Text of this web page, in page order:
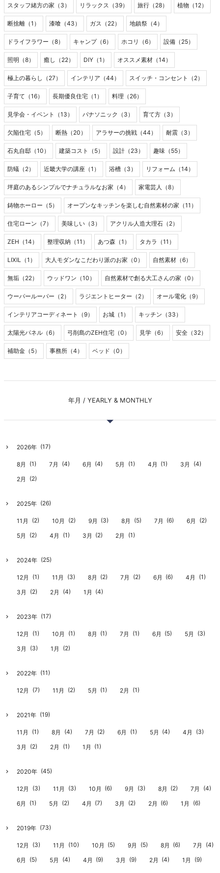
スタッフ緒方の家（3） リラックス（39） 旅行（28） 植物（12）
断捨離（1） 漆喰（43） ガス（22） 地鎮祭（4）
ドライフラワー（8） キャンプ（6） ホコリ（6） 設備（25）
照明（8） 癒し（22） DIY（1） オススメ素材（14）
極上の暮らし（27） インテリア（44） スイッチ・コンセント（2）
子育て（16） 長期優良住宅（1） 料理（26）
見学会・イベント（13） パナソニック（3） 育て方（3）
欠陥住宅（5） 断熱（20） アラサーの挑戦（44） 耐震（3）
石丸自邸（10） 建築コスト（5） 設計（23） 趣味（55）
防蟻（2） 近畿大学の講座（1） 浴槽（3） リフォーム（14）
坪庭のあるシンプルでナチュラルなお家（4） 家電芸人（8）
鋳物ホーロー（5） オープンなキッチンを楽しむ自然素材の家（11）
住宅ローン（7） 美味しい（3） アクリル人造大理石（2）
ZEH（14） 整理収納（11） あつ森（1） タカラ（11）
LIXIL（1） 大人モダンなこだわり派のお家（0） 自然素材（6）
無垢（22） ウッドワン（10） 自然素材で創る大工さんの家（0）
ウーパールーパー（2） ラジエントヒーター（2） オール電化（9）
インテリアコーディネート（9） お城（1） キッチン（33）
太陽光パネル（6） 弓削島のZEH住宅（0） 見学（6） 安全（32）
補助金（5） 事務所（4） ベッド（0）
年月 / YEARLY & MONTHLY
2026年 (17)
8月 (1) 7月 (4) 6月 (4) 5月 (1) 4月 (1) 3月 (4)
2月 (2)
2025年 (26)
11月 (2) 10月 (2) 9月 (3) 8月 (5) 7月 (6) 6月 (2)
5月 (2) 4月 (1) 3月 (2) 2月 (1)
2024年 (25)
12月 (1) 11月 (3) 8月 (2) 7月 (2) 6月 (6) 4月 (1)
3月 (2) 2月 (4) 1月 (4)
2023年 (17)
12月 (1) 10月 (1) 8月 (1) 7月 (1) 6月 (5) 5月 (3)
3月 (3) 1月 (2)
2022年 (11)
12月 (7) 11月 (2) 5月 (1) 2月 (1)
2021年 (19)
11月 (1) 8月 (4) 7月 (2) 6月 (1) 5月 (4) 4月 (3)
3月 (2) 2月 (1) 1月 (1)
2020年 (45)
12月 (3) 11月 (3) 10月 (6) 9月 (3) 8月 (2) 7月 (4)
6月 (1) 5月 (2) 4月 (7) 3月 (2) 2月 (6) 1月 (6)
2019年 (73)
12月 (3) 11月 (10) 10月 (5) 9月 (5) 8月 (6) 7月 (4)
6月 (5) 5月 (4) 4月 (9) 3月 (9) 2月 (4) 1月 (9)